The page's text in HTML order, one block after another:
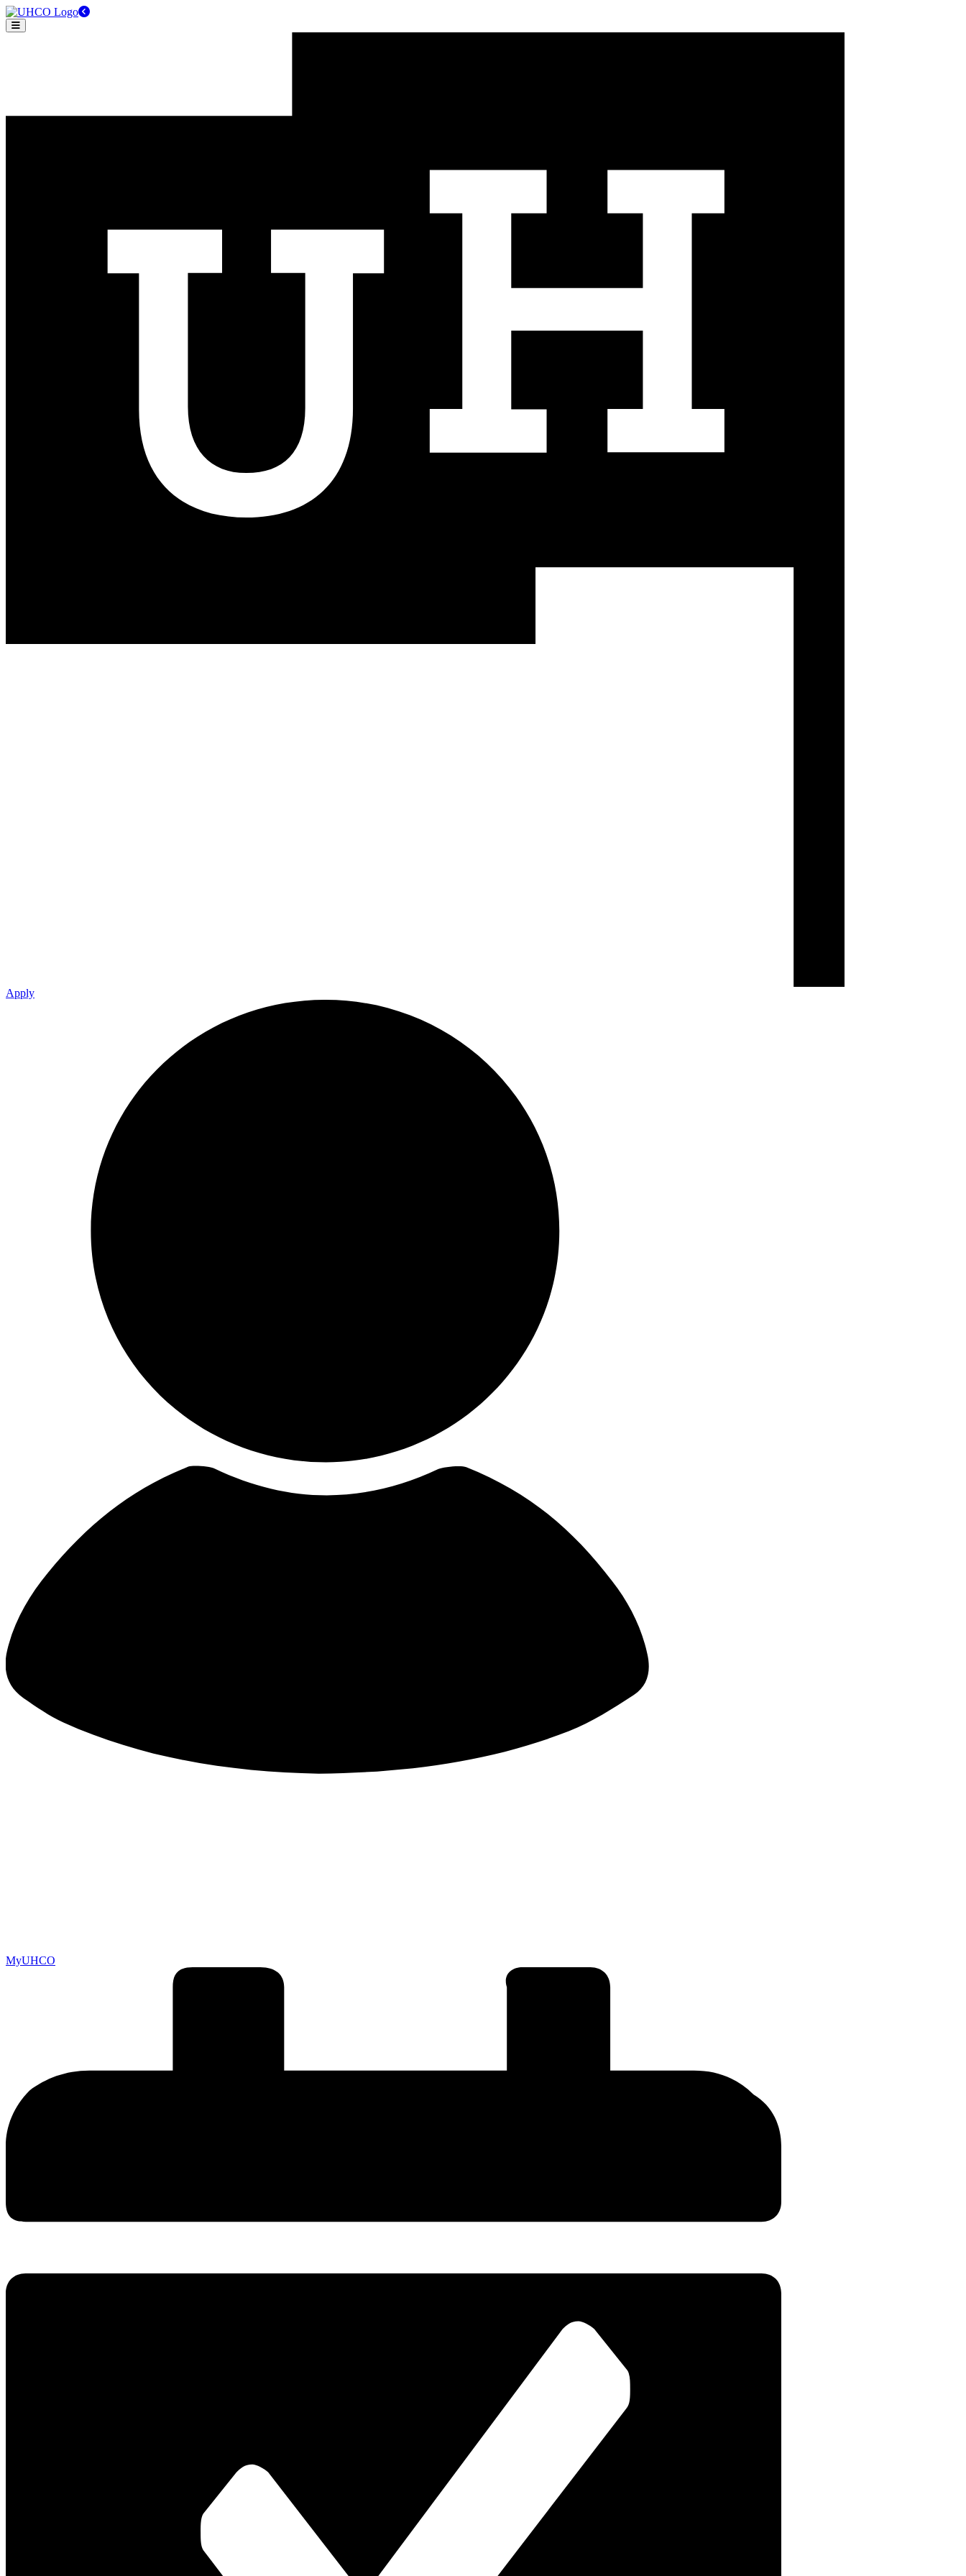
Apply
MyUHCO